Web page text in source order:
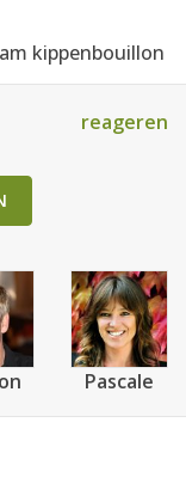
kippenbouillon
reageren
Pascale